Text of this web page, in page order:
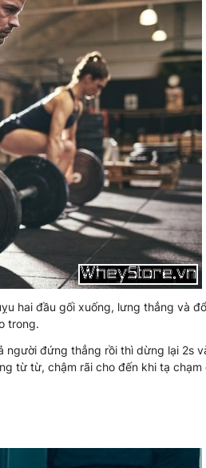
hai đầu gối xuống, lưng thẳng và
trong.
đứng thẳng rồi thì dừng lại 2s
từ từ, chậm rãi cho đến khi tạ chạm